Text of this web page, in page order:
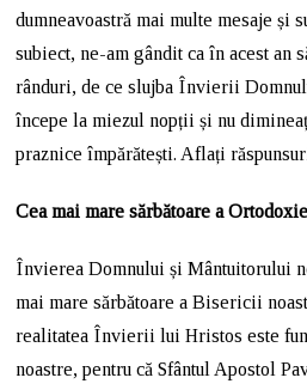
dumneavoastră mai multe mesaje și
subiect, ne-am gândit ca în acest an
rânduri, de ce slujba Învierii
începe la miezul nopții și nu
praznice împărătești. Aflați
Cea mai mare sărbătoare a
Învierea Domnului și Mântuitorului
mai mare sărbătoare a Bisericii
realitatea Învierii lui Hristos este
noastre, pentru că Sfântul Apostol